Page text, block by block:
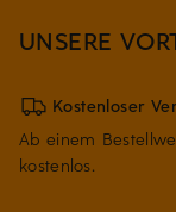
UNSERE
Kostenloser
Ab einem
kostenlos.